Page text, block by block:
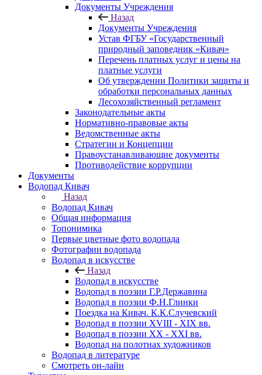
Документы Учреждения
Назад
Документы Учреждения
Устав ФГБУ «Государственный
природный заповедник «Кивач»
Перечень платных услуг и цены на
платные услуги
Об утверждении Политики защиты и
обработки персональных данных
Лесохозяйственный регламент
Законодательные акты
Нормативно-правовые акты
Ведомственные акты
Стратегии и Концепции
Правоустанавливающие документы
Противодействие коррупции
Документы
Водопад Кивач
Назад
Водопад Кивач
Общая информация
Топонимика
Первые цветные фото водопада
Фотографии водопада
Водопад в искусстве
Назад
Водопад в искусстве
Водопад в поэзии Г.Р.Державина
Водопад в поэзии Ф.Н.Глинки
Поездка на Кивач. К.К.Случевский
Водопад в поэзии XVIII - XIX вв.
Водопад в поэзии XX - XXI вв.
Водопад на полотнах художников
Водопад в литературе
Смотреть он-лайн